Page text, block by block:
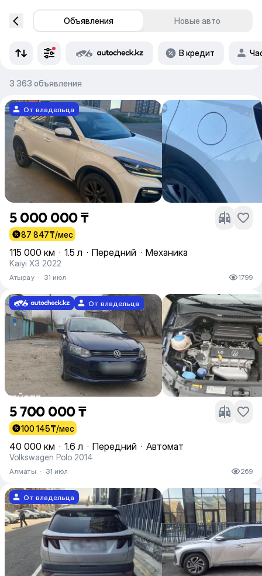
Объявления Новые авто
В кредит
3 363 объявления
От владельца
5 000 000 ₸
87 847₸/мес
115 000 км · 1.5 л · Передний · Механика
Kaiyi X3 2022
Атырау · 31 июл 1799
От владельца
5 700 000 ₸
100 145₸/мес
40 000 км · 1.6 л · Передний · Автомат
Volkswagen Polo 2014
Алматы · 31 июл 269
От владельца